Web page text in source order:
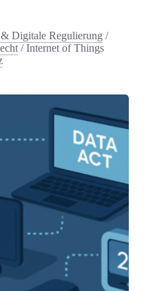
Digitale Regulierung /
/Internet of Things